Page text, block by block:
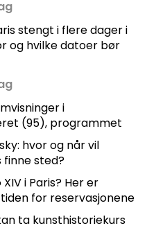
stengt i flere dager i
og hvilke datoer bør
i
(95), programmet
hvor og når vil
finne sted?
i Paris? Her er
for reservasjonene
ta kunsthistoriekurs